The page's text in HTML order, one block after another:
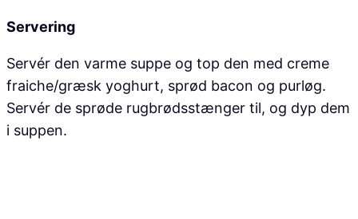
Servering
Servér den varme suppe og top den med creme
fraiche/græsk yoghurt, sprød bacon og purløg.
Servér de sprøde rugbrødsstænger til, og dyp dem
i suppen.